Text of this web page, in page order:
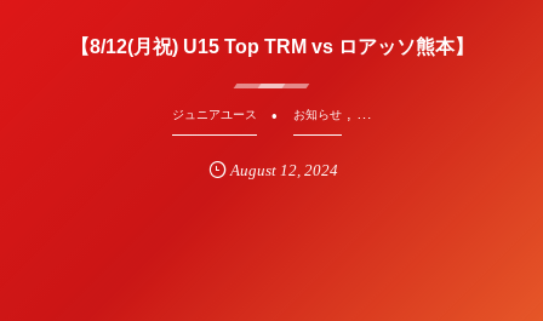
【8/12(月祝) U15 Top TRM vs ロアッソ熊本】
ジュニアユース お知らせ, …
August 12,2024